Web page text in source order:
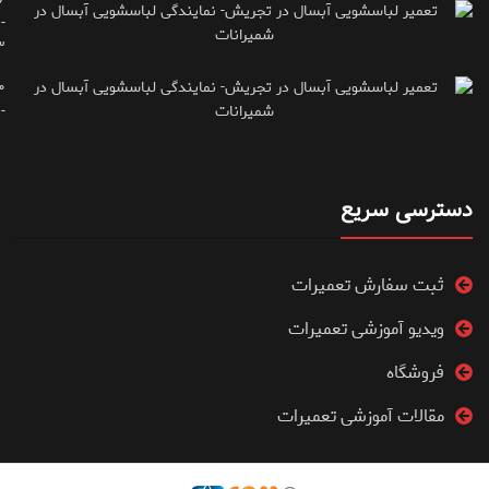
-
-
دسترسی سریع
ثبت سفارش تعمیرات
ویدیو آموزشی تعمیرات
فروشگاه
مقالات آموزشی تعمیرات